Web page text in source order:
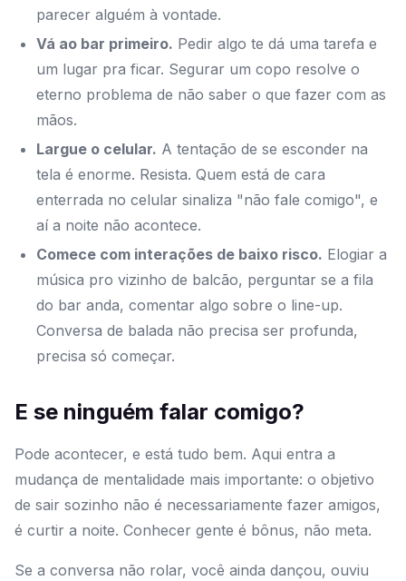
parecer alguém à vontade.
Vá ao bar primeiro. Pedir algo te dá uma tarefa e
um lugar pra ficar. Segurar um copo resolve o
eterno problema de não saber o que fazer com as
mãos.
Largue o celular. A tentação de se esconder na
tela é enorme. Resista. Quem está de cara
enterrada no celular sinaliza "não fale comigo", e
aí a noite não acontece.
Comece com interações de baixo risco. Elogiar a
música pro vizinho de balcão, perguntar se a fila
do bar anda, comentar algo sobre o line-up.
Conversa de balada não precisa ser profunda,
precisa só começar.
E se ninguém falar comigo?
Pode acontecer, e está tudo bem. Aqui entra a
mudança de mentalidade mais importante: o objetivo
de sair sozinho não é necessariamente fazer amigos,
é curtir a noite. Conhecer gente é bônus, não meta.
Se a conversa não rolar, você ainda dançou, ouviu